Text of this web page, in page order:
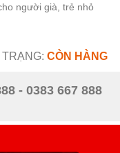
người già, trẻ nhỏ
CÒN HÀNG
- 0383 667 888